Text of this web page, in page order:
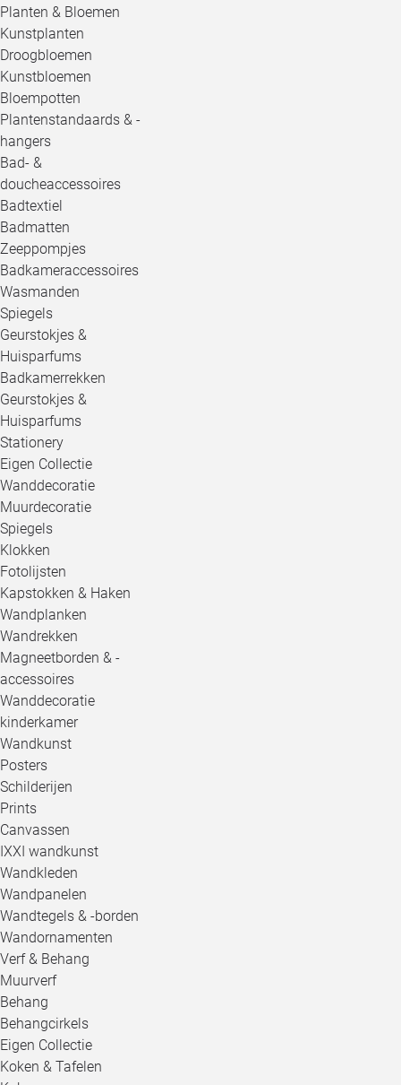
Planten & Bloemen
Kunstplanten
Droogbloemen
Kunstbloemen
Bloempotten
Plantenstandaards & -
hangers
Bad- &
doucheaccessoires
Badtextiel
Badmatten
Zeeppompjes
Badkameraccessoires
Wasmanden
Spiegels
Geurstokjes &
Huisparfums
Badkamerrekken
Geurstokjes &
Huisparfums
Stationery
Eigen Collectie
Wanddecoratie
Muurdecoratie
Spiegels
Klokken
Fotolijsten
Kapstokken & Haken
Wandplanken
Wandrekken
Magneetborden & -
accessoires
Wanddecoratie
kinderkamer
Wandkunst
Posters
Schilderijen
Prints
Canvassen
IXXI wandkunst
Wandkleden
Wandpanelen
Wandtegels & -borden
Wandornamenten
Verf & Behang
Muurverf
Behang
Behangcirkels
Eigen Collectie
Koken & Tafelen